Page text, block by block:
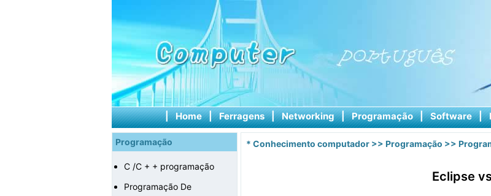
| Home | Ferragens | Networking | Programação | Software |
Programação
C /C + + programação
Programação De
* Conhecimento computador >> Programação >>
Eclipse